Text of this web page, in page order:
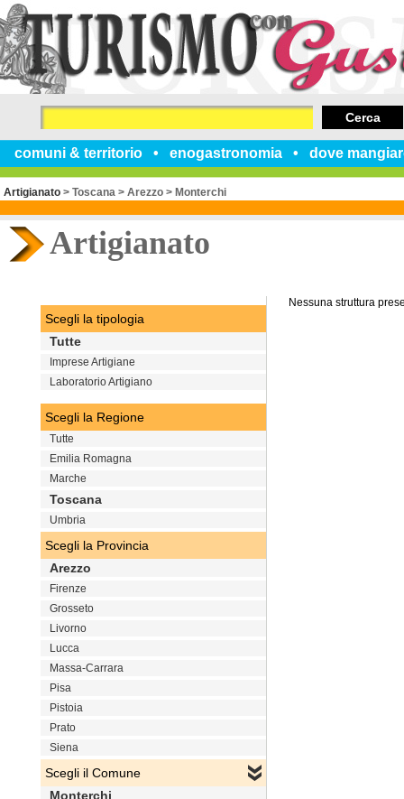
comuni & territorio enogastronomia dove
Cerca
Artigianato > Toscana > Arezzo > Monterchi
Artigianato
Nessuna struttura
Scegli la tipologia
Tutte
Imprese Artigiane
Laboratorio Artigiano
Scegli la Regione
Tutte
Emilia Romagna
Marche
Toscana
Umbria
Scegli la Provincia
Arezzo
Firenze
Grosseto
Livorno
Lucca
Massa-Carrara
Pisa
Pistoia
Prato
Siena
Scegli il Comune
Monterchi